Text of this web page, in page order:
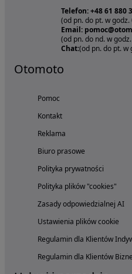
Telefon: +48 61 880
(od pn. do pt. w godz.
Email:
(od pn. do nd. w
Chat:(od pn. do pt. w
Otomoto
Pomoc
Kontakt
Reklama
Biuro prasowe
Polityka prywatności
Polityka plików "cookies"
Zasady odpowiedzialnej AI
Ustawienia plików cookie
Regulamin dla Klientów
Regulamin dla Klientów